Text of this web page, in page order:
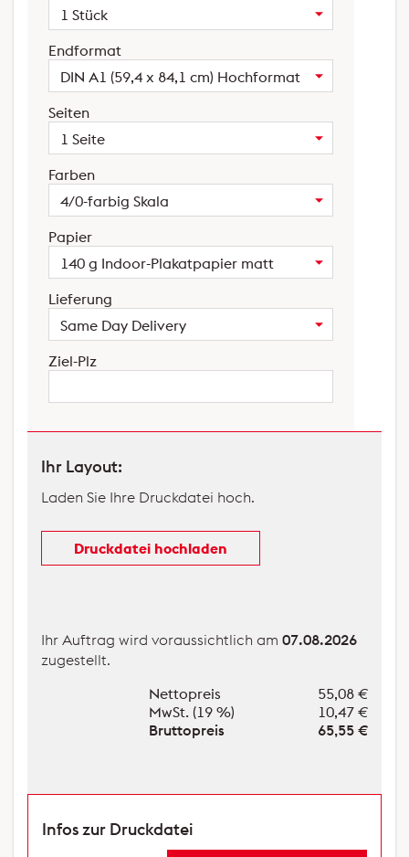
1 Stück
Endformat
DIN A1 (59,4 x 84,1 cm) Hochformat
Seiten
1 Seite
Farben
4/0-farbig Skala
Papier
140 g Indoor-Plakatpapier matt
Lieferung
Same Day Delivery
Ziel-Plz
Ihr Layout:
Laden Sie Ihre Druckdatei hoch.
Druckdatei hochladen
Ihr Auftrag wird voraussichtlich am 07.08.2026
zugestellt.
Nettopreis
55,08 €
MwSt. (19 %)
10,47 €
Bruttopreis
65,55 €
Infos zur Druckdatei